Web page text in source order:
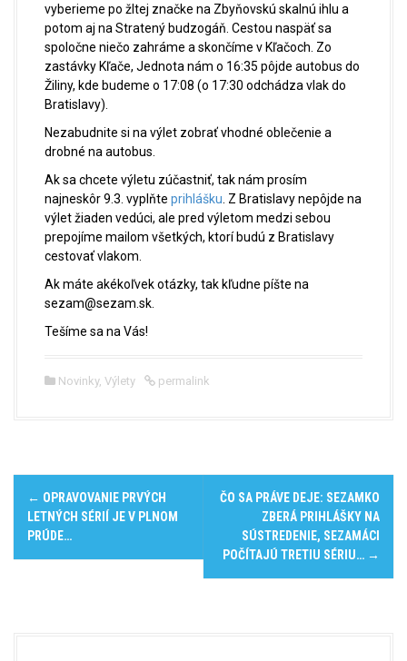
vyberieme po žltej značke na Zbyňovskú skalnú ihlu a
potom aj na Stratený budzogáň. Cestou naspäť sa
spoločne niečo zahráme a skončíme v Kľačoch. Zo
zastávky Kľače, Jednota nám o 16:35 pôjde autobus do
Žiliny, kde budeme o 17:08 (o 17:30 odchádza vlak do
Bratislavy).
Nezabudnite si na výlet zobrať vhodné oblečenie a
drobné na autobus.
Ak sa chcete výletu zúčastniť, tak nám prosím
najneskôr 9.3. vyplňte prihlášku . Z Bratislavy nepôjde na
výlet žiaden vedúci, ale pred výletom medzi sebou
prepojíme mailom všetkých, ktorí budú z Bratislavy
cestovať vlakom.
Ak máte akékoľvek otázky, tak kľudne píšte na
sezam@sezam.sk.
Tešíme sa na Vás!
Novinky, Výlety permalink
P
s
← OPRAVOVANIE PRVÝCH
LETNÝCH SÉRIÍ JE V PLNOM
PRÚDE…
ČO SA PRÁVE DEJE: SEZAMKO
ZBERÁ PRIHLÁŠKY NA
SÚSTREDENIE, SEZAMÁCI
POČÍTAJÚ TRETIU SÉRIU… →